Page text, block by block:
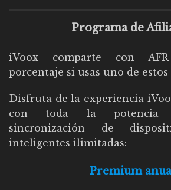
Programa de
iVoox comparte con
porcentaje si usas uno de estos
Disfruta de la experiencia
con toda la potencia
sincronización de
inteligentes ilimitadas:
Premium